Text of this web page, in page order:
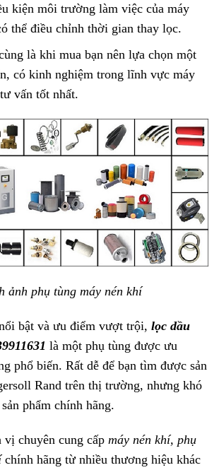
kiện môi trường làm việc của máy
thể điều chỉnh thời gian thay lọc.
là khi mua bạn nên lựa chọn một
có kinh nghiệm trong lĩnh vực máy
vấn tốt nhất.
ảnh phụ tùng máy nén khí
bật và ưu điểm vượt trội, lọc dầu
là một phụ tùng được ưu
phổ biến. Rất dễ để bạn tìm được sản
Rand trên thị trường, nhưng khó
phẩm chính hãng.
chuyên cung cấp máy nén khí, phụ
chính hãng từ nhiều thương hiệu khác